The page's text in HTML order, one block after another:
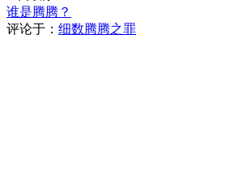
谁是腾腾？
评论于： 细数腾腾之罪